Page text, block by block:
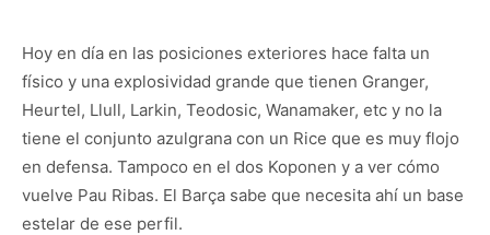
Hoy en día en las posiciones exteriores hace falta un
físico y una explosividad grande que tienen Granger,
Heurtel, Llull, Larkin, Teodosic, Wanamaker, etc y no la
tiene el conjunto azulgrana con un Rice que es muy flojo
en defensa. Tampoco en el dos Koponen y a ver cómo
vuelve Pau Ribas. El Barça sabe que necesita ahí un base
estelar de ese perfil.